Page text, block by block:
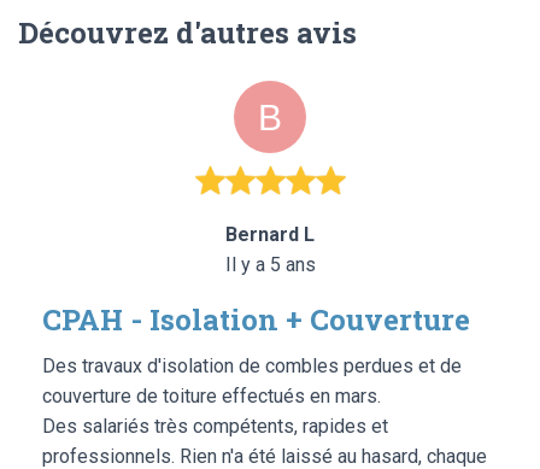
Découvrez d'autres avis
Bernard L
Il y a 5 ans
CPAH - Isolation + Couverture
Des travaux d'isolation de combles perdues et de
couverture de toiture effectués en mars.
Des salariés très compétents, rapides et
professionnels. Rien n'a été laissé au hasard, chaque